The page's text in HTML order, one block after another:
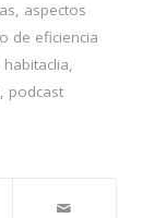
, aspectos
de eficiencia
habitaclia,
, podcast